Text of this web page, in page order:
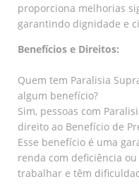
proporciona melhorias
garantindo dignidade e
Benefícios e Direitos:
Quem tem Paralisia
algum benefício?
Sim, pessoas com
direito ao Benefício de
Esse benefício é uma
renda com deficiência
trabalhar e têm